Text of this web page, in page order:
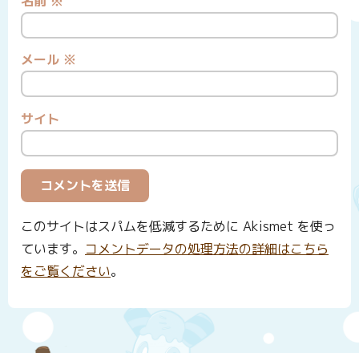
メール ※
サイト
このサイトはスパムを低減するために Akismet を使っ
ています。 コメントデータの処理方法の詳細はこちら
をご覧ください。